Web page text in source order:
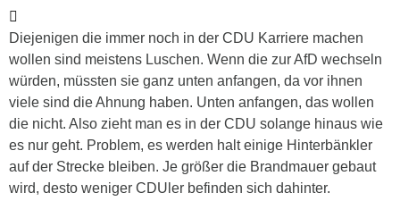
Diejenigen die immer noch in der CDU Karriere machen
wollen sind meistens Luschen. Wenn die zur AfD wechseln
würden, müssten sie ganz unten anfangen, da vor ihnen
viele sind die Ahnung haben. Unten anfangen, das wollen
die nicht. Also zieht man es in der CDU solange hinaus wie
es nur geht. Problem, es werden halt einige Hinterbänkler
auf der Strecke bleiben. Je größer die Brandmauer gebaut
wird, desto weniger CDUler befinden sich dahinter.